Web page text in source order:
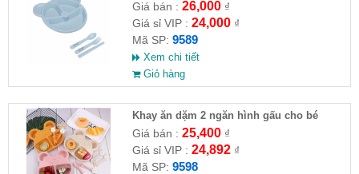
nĩa)
Giá bán : 26,000₫
Giá sỉ VIP : 24,000₫
Mã SP: 9589
Xem chi tiết
Giỏ hàng
Khay ăn dặm 2 ngăn hình gấu cho bé
(muỗng , nĩa)
Giá bán : 25,400₫
Giá sỉ VIP : 24,892₫
Mã SP: 9598